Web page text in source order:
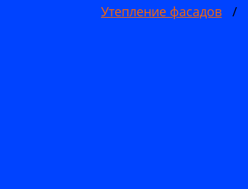
Утепление фасадов /